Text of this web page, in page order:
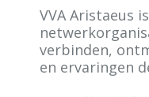
VVA Aristaeus
verbinden,
en ervaringen